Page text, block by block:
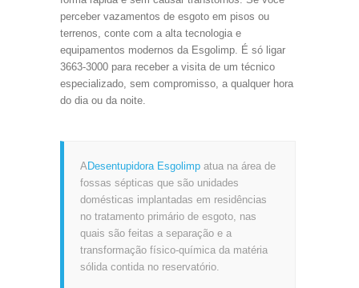
perceber vazamentos de esgoto em pisos ou
terrenos, conte com a alta tecnologia e
equipamentos modernos da Esgolimp. É só ligar
3663-3000 para receber a visita de um técnico
especializado, sem compromisso, a qualquer hora
do dia ou da noite.
ADesentupidora Esgolimpatua na área de
fossas sépticas que são unidades
domésticas implantadas em residências
no tratamento primário de esgoto, nas
quais são feitas a separação e a
transformação físico-química da matéria
sólida contida no reservatório.